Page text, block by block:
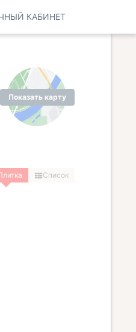
КАБИНЕТ
Показать карту
Список